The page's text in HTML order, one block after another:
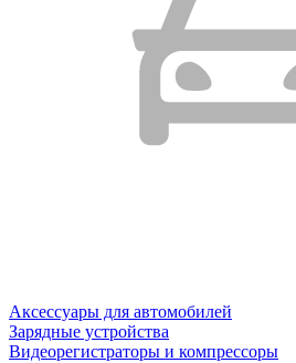
Аксессуары для автомобилей
Зарядные устройства
Видеорегистраторы и компрессоры